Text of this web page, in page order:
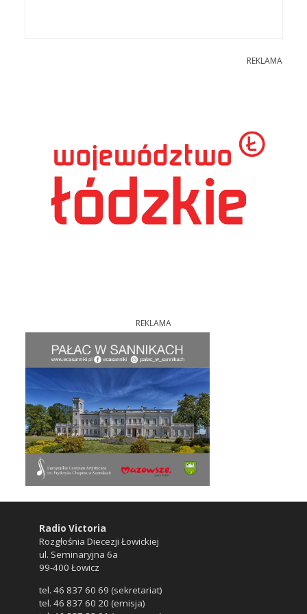
REKLAMA
REKLAMA
Radio Victoria
Rozgłośnia Diecezji Łowickiej
ul. Seminaryjna 6a
99-400 Łowicz
tel. 46 837 60 69 (sekretariat)
tel. 46 837 60 20 (emisja)